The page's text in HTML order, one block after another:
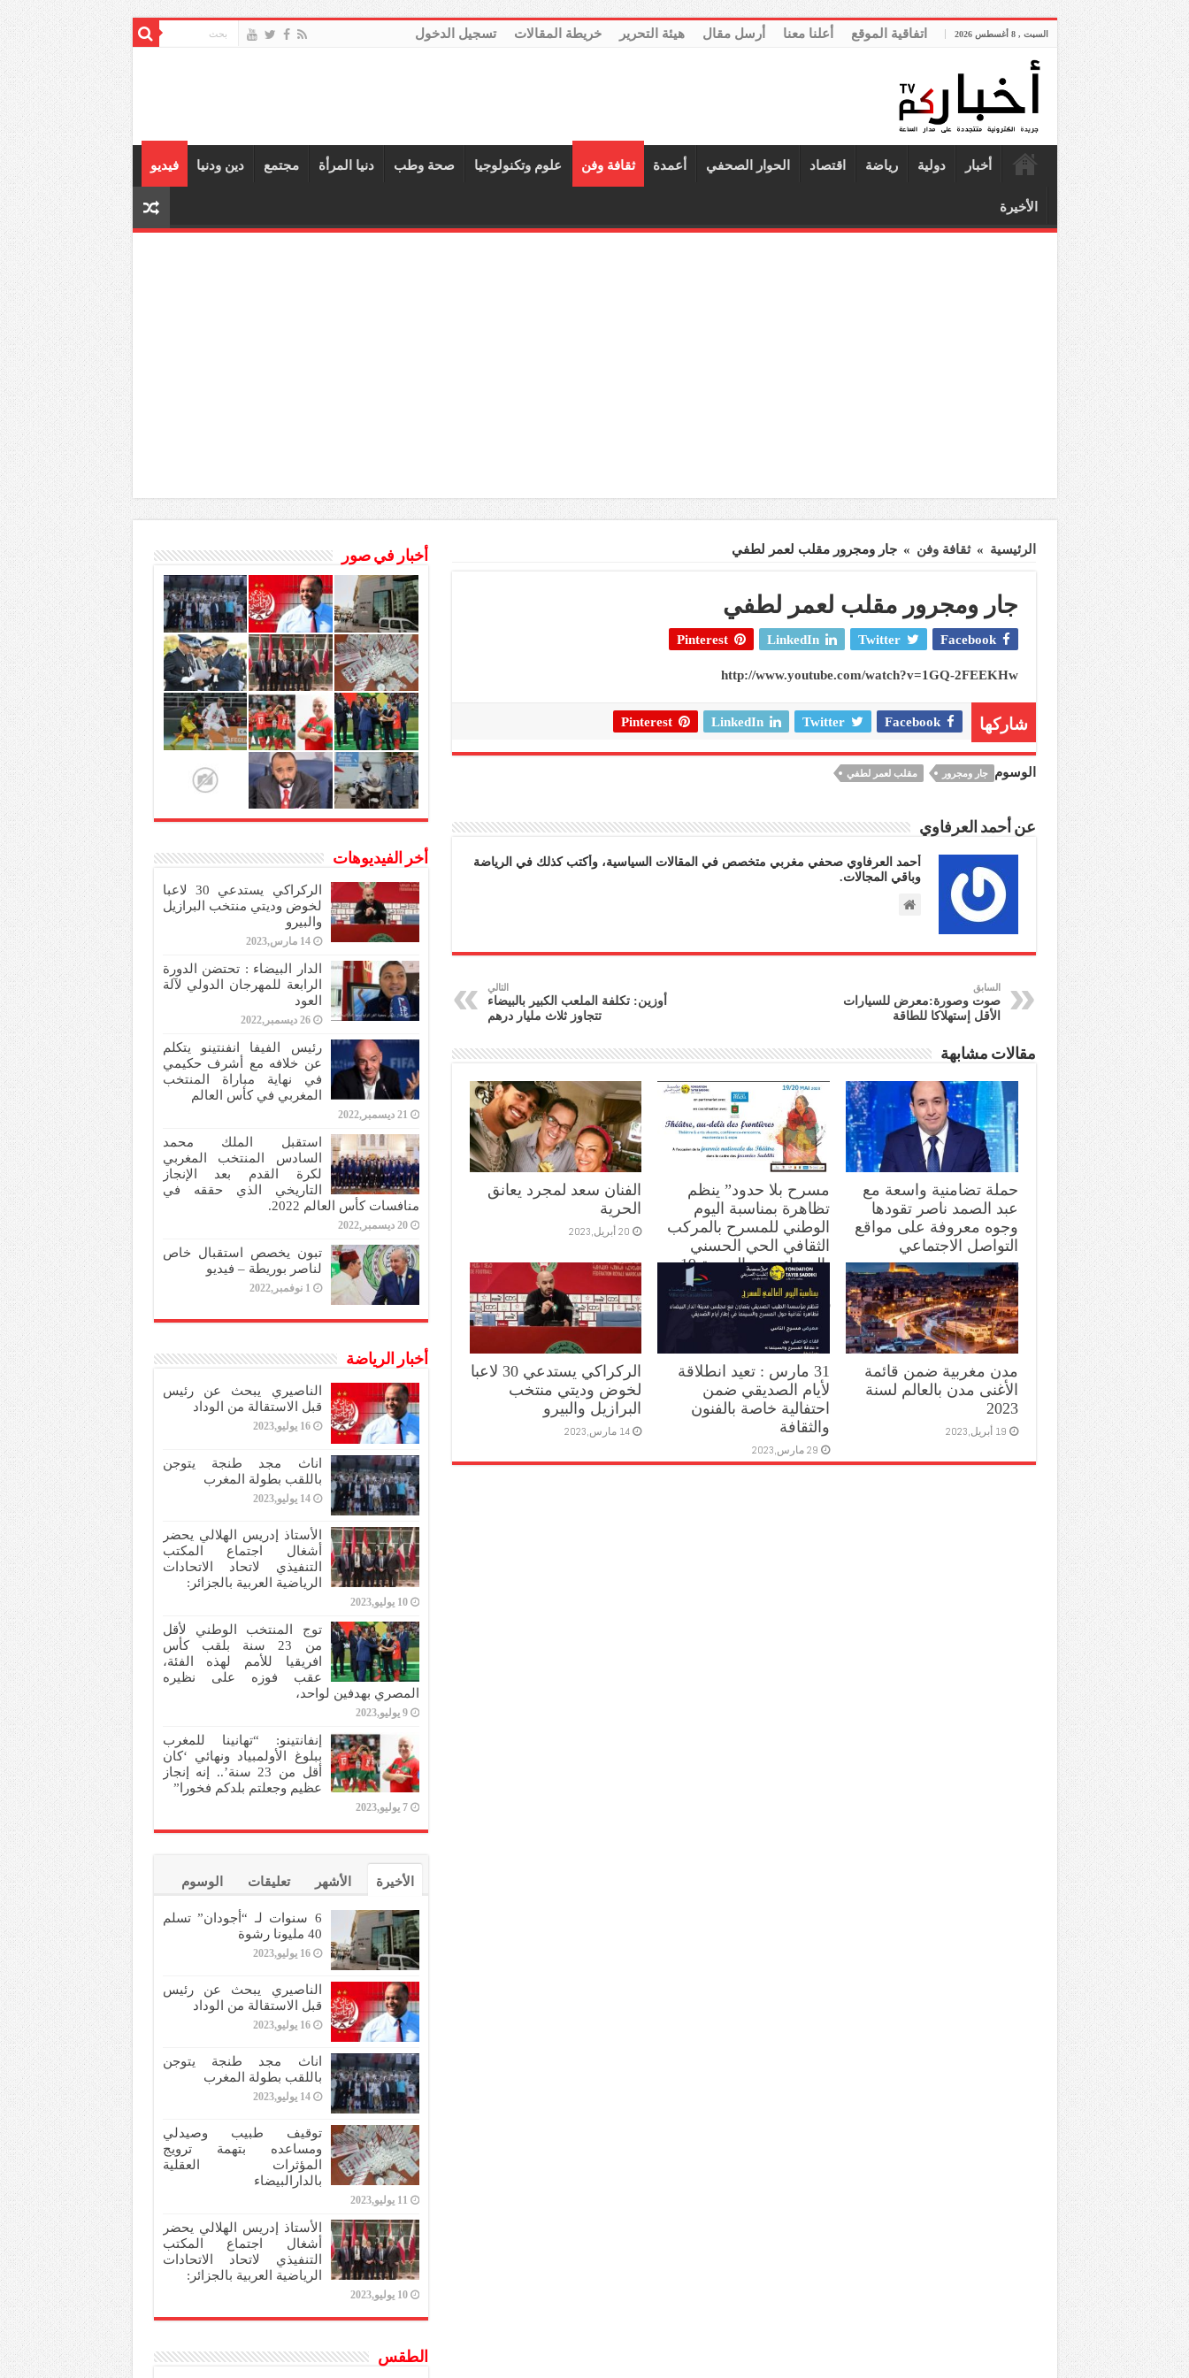
السبت , 8 أغسطس 2026 اتفاقية الموقع أعلنا معنا أرسل مقال هيئة التحرير خريطة المقالات تسجيل الدخول
أخبار دولية رياضة اقتصاد الحوار الصحفي أعمدة ثقافة وفن علوم وتكنولوجيا صحة وطب دنيا المرأة مجتمع دين ودنيا فيديو
الأخيرة
الرئيسية » ثقافة وفن » جار ومجرور مقلب لعمر لطفي
جار ومجرور مقلب لعمر لطفي
Facebook
Twitter
LinkedIn
Pinterest
http://www.youtube.com/watch?v=1GQ-2FEEKHw
شاركها Facebook
Twitter
LinkedIn
Pinterest
الوسوم جار ومجرور مقلب لعمر لطفي
عن أحمد العرفاوي
أحمد العرفاوي صحفي مغربي متخصص في المقالات السياسية، وأكتب كذلك في الرياضة
وباقي المجالات.
السابق
صوت وصورة:معرض للسيارات
الأقل إستهلاكا للطاقة
التالي
أوزين: تكلفة الملعب الكبير بالبيضاء
تتجاوز ثلاث مليار درهم
مقالات مشابهة
حملة تضامنية واسعة مع
عبد الصمد ناصر تقودها
وجوه معروفة على مواقع
التواصل الاجتماعي
4 يونيو,2023
مسرح بلا حدود” ينظم
تظاهرة بمناسبة اليوم
الوطني للمسرح بالمركب
الثقافي الحي الحسني
بالبيضاء، يوم الجمعة 19
ماي والسبت 20 ماي
17 مايو,2023
الفنان سعد لمجرد يعانق
الحرية
20 أبريل,2023
مدن مغربية ضمن قائمة
الأغنى مدن بالعالم لسنة
2023
19 أبريل,2023
31 مارس : تعيد انطلاقة
لأيام الصديقي ضمن
احتفالية خاصة بالفنون
والثقافة
29 مارس,2023
الركراكي يستدعي 30 لاعبا
لخوض وديتي منتخب
البرازيل والبيرو
14 مارس,2023
أخبار في صور
أخر الفيديوهات
الركراكي يستدعي 30 لاعبا
لخوض وديتي منتخب البرازيل
والبيرو
14 مارس,2023
الدار البيضاء : تحتضن الدورة
الرابعة للمهرجان الدولي لآلة
العود
26 ديسمبر,2022
رئيس الفيفا انفنتينو يتكلم
عن خلافه مع أشرف حكيمي
في نهاية مباراة المنتخب
المغربي في كأس العالم
21 ديسمبر,2022
استقبل الملك محمد
السادس المنتخب المغربي
لكرة القدم بعد الإنجاز
التاريخي الذي حققه في
منافسات كأس العالم 2022.
20 ديسمبر,2022
تبون يخصص استقبال خاص
لناصر بوريطة – فيديو
1 نوفمبر,2022
أخبار الرياضة
الناصيري يبحث عن رئيس
قبل الاستقالة من الوداد
16 يوليو,2023
اناث مجد طنجة يتوجن
باللقب بطولة المغرب
14 يوليو,2023
الأستاذ إدريس الهلالي يحضر
أشغال اجتماع المكتب
التنفيذي لاتحاد الاتحادات
الرياضية العربية بالجزائر:
10 يوليو,2023
توج المنتخب الوطني لأقل
من 23 سنة بلقب كأس
افريقيا للأمم لهذه الفئة،
عقب فوزه على نظيره
المصري بهدفين لواحد،
9 يوليو,2023
إنفانتينو: “تهانينا للمغرب
ببلوغ الأولمبياد ونهائي ‘كان
أقل من 23 سنة’.. إنه إنجاز
عظيم وجعلتم بلدكم فخورا”
7 يوليو,2023
الأخيرة الأشهر تعليقات الوسوم
6 سنوات لـ “أجودان” تسلم
40 مليونا رشوة
16 يوليو,2023
الناصيري يبحث عن رئيس
قبل الاستقالة من الوداد
16 يوليو,2023
اناث مجد طنجة يتوجن
باللقب بطولة المغرب
14 يوليو,2023
توقيف طبيب وصيدلي
ومساعده بتهمة ترويج
المؤثرات العقلية
بالدارالبيضاء
11 يوليو,2023
الأستاذ إدريس الهلالي يحضر
أشغال اجتماع المكتب
التنفيذي لاتحاد الاتحادات
الرياضية العربية بالجزائر:
10 يوليو,2023
الطقس